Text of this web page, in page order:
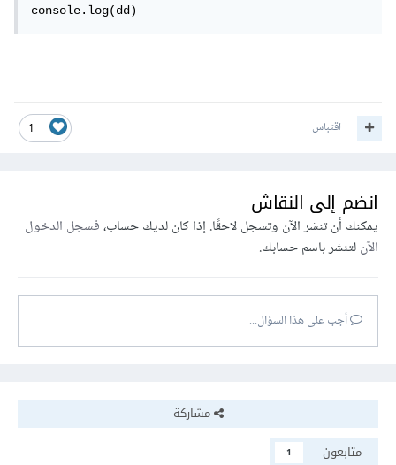
console.log(dd)
1 اقتباس
انضم إلى النقاش
يمكنك أن تنشر الآن وتسجل لاحقًا. إذا كان لديك حساب،فسجل الدخول
الآنلتنشر باسم حسابك.
أجب على هذا السؤال...
مشاركة
متابعون
1